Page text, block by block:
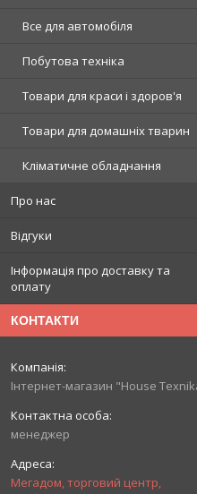
Все для автомобіля
Побутова техніка
Товари для краси і здоров'я
Товари для домашніх тварин
Кліматичне обладнання
Про нас
Відгуки
Інформація про доставку та
оплату
КОНТАКТИ
Інтернет-магазин "House
менеджер
Мегадом, торговий центр,